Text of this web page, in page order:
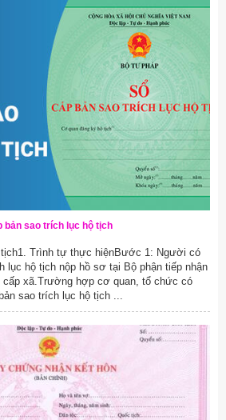
bản sao trích lục hộ tịch
Trình tự thực hiệnBước 1: Người có
lục hộ tịch nộp hồ sơ tại Bộ phận tiếp nhận
cấp xã.Trường hợp cơ quan, tổ chức có
sao trích lục hộ tịch ...